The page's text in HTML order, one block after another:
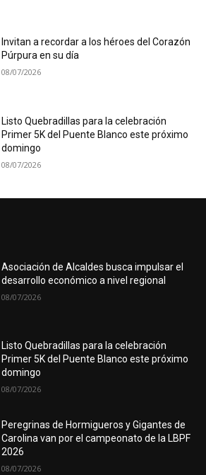
Invitan a recordar a los héroes del Corazón
Púrpura en su día
08/07/2026
Listo Quebradillas para la celebración
Primer 5K del Puente Blanco este próximo
domingo
08/07/2026
Asociación de Alcaldes busca impulsar el
desarrollo económico a nivel regional
08/07/2026
Listo Quebradillas para la celebración
Primer 5K del Puente Blanco este próximo
domingo
08/07/2026
Peregrinas de Hormigueros y Gigantes de
Carolina van por el campeonato de la LBPF
2026
08/07/2026